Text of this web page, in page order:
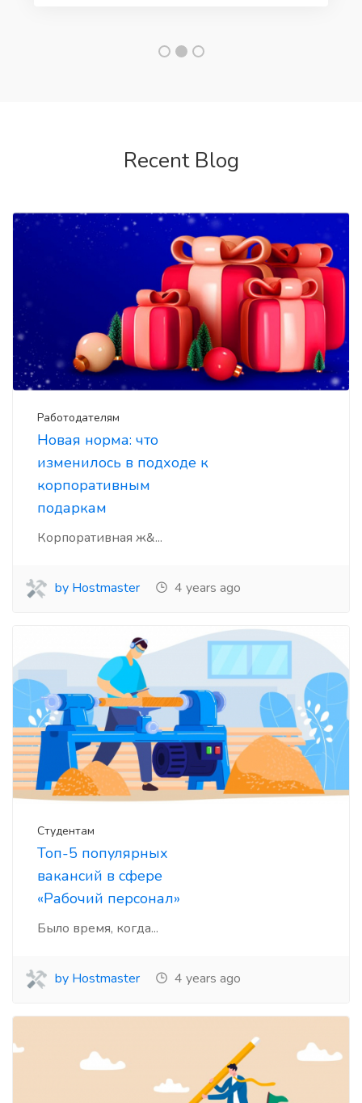
Recent Blog
Работодателям
Новая норма: что
изменилось в подходе к
корпоративным
подаркам
Корпоративная ж&...
by Hostmaster 4 years ago
Студентам
Топ-5 популярных
вакансий в сфере
«Рабочий персонал»
Было время, когда...
by Hostmaster 4 years ago